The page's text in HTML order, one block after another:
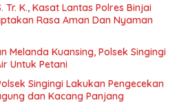
Tr. K., Kasat Lantas Polres Binjai
Rasa Aman Dan Nyaman
Melanda Kuansing, Polsek Singingi
Untuk Petani
Singingi Lakukan Pengecekan
dan Kacang Panjang